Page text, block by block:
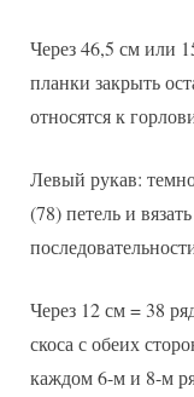
Через 46,5 см или
планки закрыть
относятся к
Левый рукав:
(78) петель и
Через 12 см = 38
скоса с обеих
каждом 6-м и 8-м